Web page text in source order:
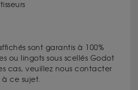
sont garantis à 100%
ou lingots sous scellés Godot
cas, veuillez nous contacter
ce sujet.